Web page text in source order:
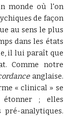
monde où l'on
de façon
au sens le plus
dans les états
il lui paraît que
Comme notre
anglaise.
« clinical » se
; elles
analytiques.